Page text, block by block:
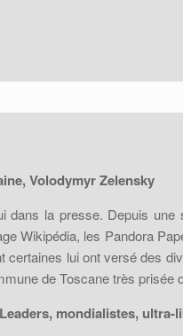
Volodymyr Zelensky
dans la presse. Depuis
Wikipédia, les Pandora
certaines lui ont versé des
de Toscane très
mondialistes,